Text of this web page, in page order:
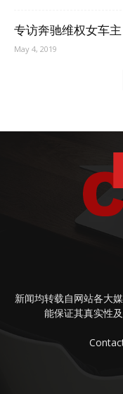
专访奔驰维权女车
May 4, 2019
新闻均转载自网站各大
能保证其真实性